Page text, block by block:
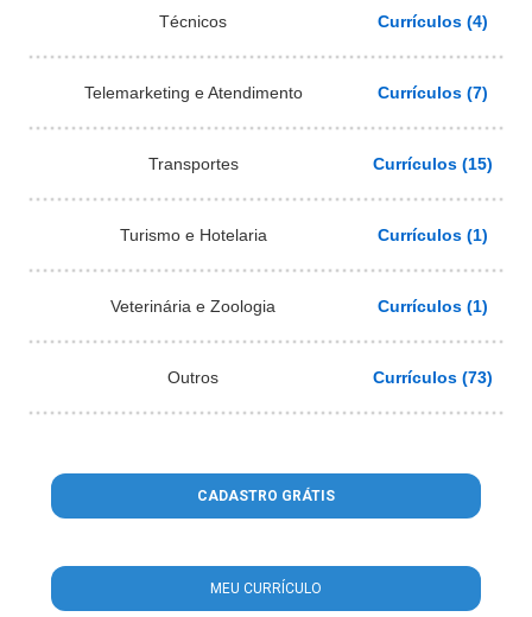
Técnicos Currículos (4)
Telemarketing e Atendimento Currículos (7)
Transportes Currículos (15)
Turismo e Hotelaria Currículos (1)
Veterinária e Zoologia Currículos (1)
Outros Currículos (73)
CADASTRO GRÁTIS
MEU CURRÍCULO